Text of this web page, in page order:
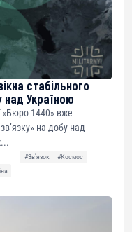
стабільного
над Україною
«Бюро 1440» вже
на добу над
#Звʼязок
#Космос